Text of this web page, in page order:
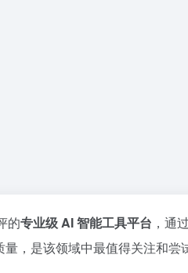
的专业级 AI 智能工具平台 ，通
，是该领域中最值得关注和尝